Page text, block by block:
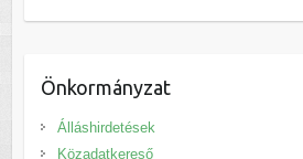
Önkormányzat
Álláshirdetések
Közadatkereső